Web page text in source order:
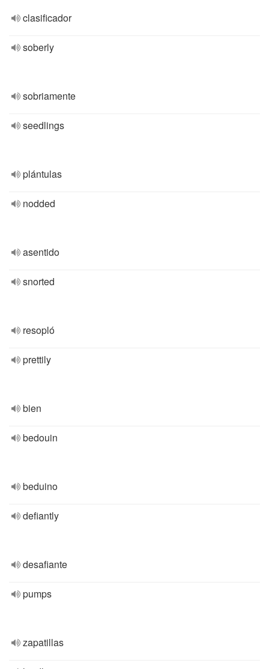
clasificador
soberly
sobriamente
seedlings
plántulas
nodded
asentido
snorted
resopló
prettily
bien
bedouin
beduino
defiantly
desafiante
pumps
zapatillas